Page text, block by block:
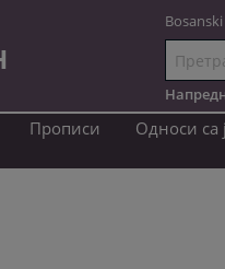
садржај
Bosanski
Прописи Односи сa